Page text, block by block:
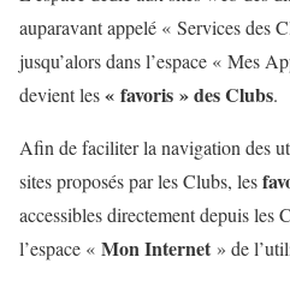
auparavant appelé « Services des
jusqu’alors dans l’espace « Mes
devient les« favoris » des Clubs.
Afin de faciliter la navigation des
sites proposés par les Clubs, les
accessibles directement depuis les
l’espace « Mon Internet » de